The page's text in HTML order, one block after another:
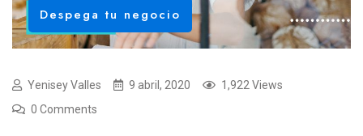
Despega tu negocio
Yenisey Valles 9 abril, 2020
1,922 Views
0 Comments